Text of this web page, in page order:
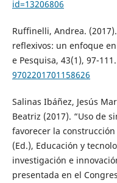
id=13206806
Ruffinelli, Andrea.
reflexivos: un enfoque
e Pesquisa, 43(1), 97-111.
9702201701158626
Salinas Ibáñez, Jesús
Beatriz (2017). “Uso de
favorecer la construcción
(Ed.), Educación y
investigación e
presentada en el